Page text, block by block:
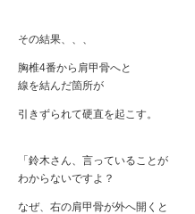
その結果、、、
胸椎4番から肩甲骨へと
線を結んだ箇所が
引きずられて硬直を起こす。
「鈴木さん、言っていることが
わからないですよ？
なぜ、右の肩甲骨が外へ開くと